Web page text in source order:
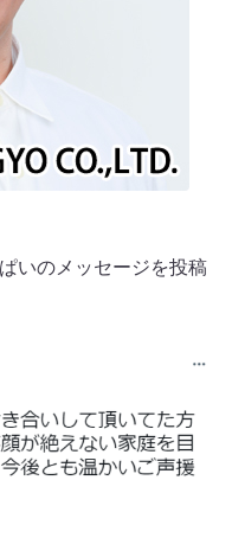
いのメッセージを投稿